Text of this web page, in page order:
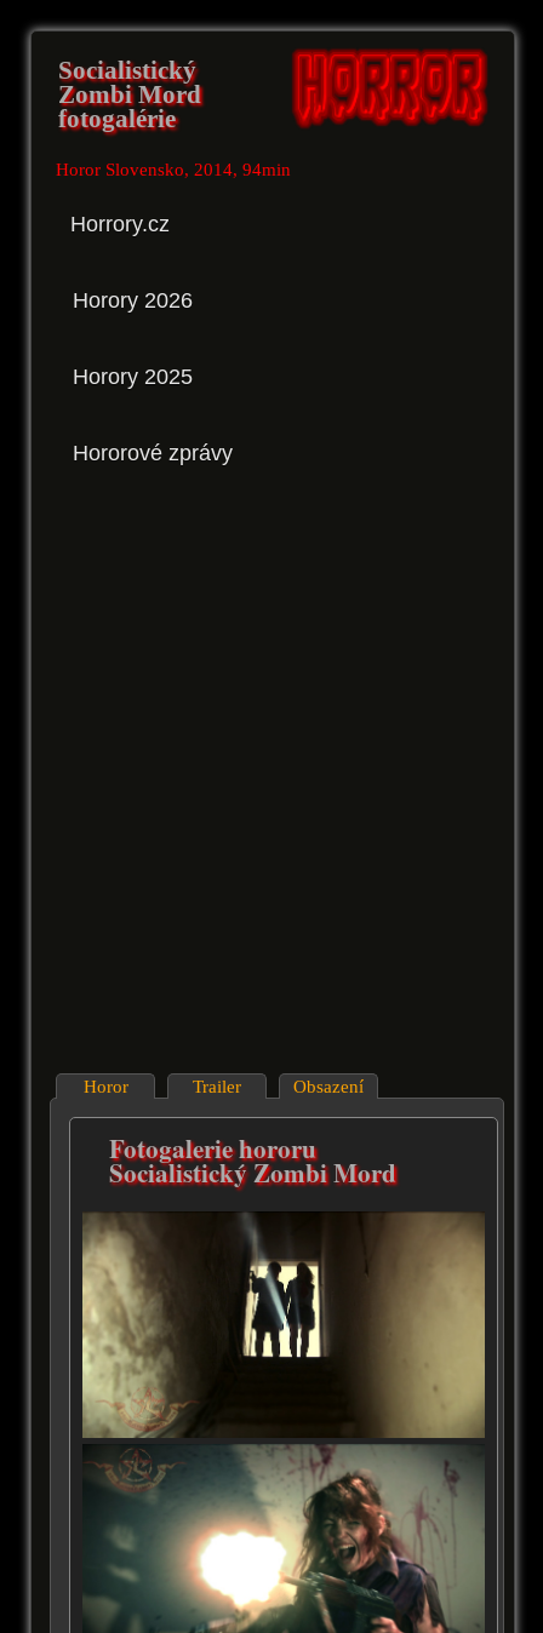
Socialistický
Zombi Mord
fotogalérie
Horor Slovensko, 2014, 94min
Horrory.cz
Horory 2026
Horory 2025
Hororové zprávy
Horor Trailer Obsazení
Fotogalerie hororu
Socialistický Zombi Mord